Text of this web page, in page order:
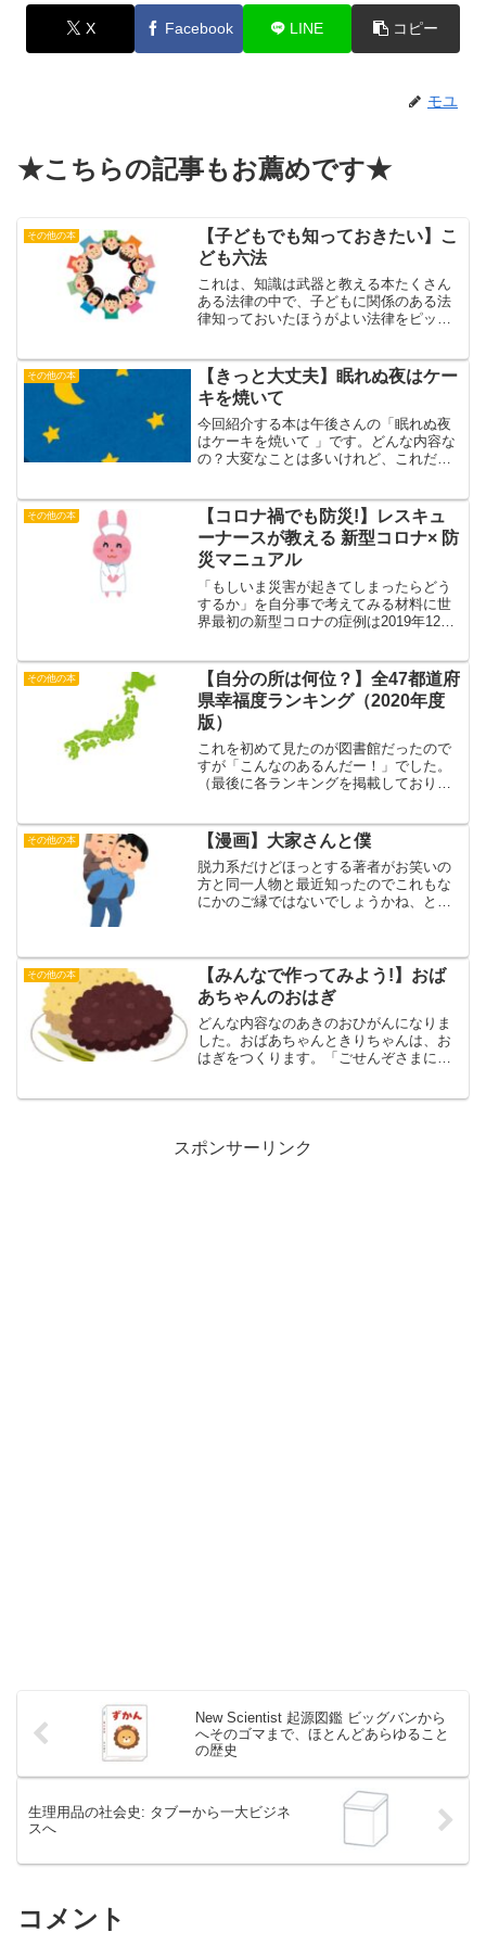
X Facebook LINE コピー
モユ
★こちらの記事もお薦めです★
その他の本
【子どもでも知っておきたい】こ
ども六法
これは、知識は武器と教える本たくさん
ある法律の中で、子どもに関係のある法
律知っておいたほうがよい法律をピック
ありますが、まともに開いてませんし読
んでもいません。何かあっ...
その他の本
【きっと大丈夫】眠れぬ夜はケー
キを焼いて
今回紹介する本は午後さんの「眠れぬ夜
はケーキを焼いて 」です。どんな内容な
の？大変なことは多いけれど、これだけ
人気の作家・午後(ごご)さんが送る眠れな
くて不安な...
その他の本
【コロナ禍でも防災!】レスキュ
ーナースが教える 新型コロナ× 防
災マニュアル
「もしいま災害が起きてしまったらどう
するか」を自分事で考えてみる材料に世
界最初の新型コロナの症例は2019年12月
チンが作られて接種を行い鎮圧されゆく
国と、そのワク...
その他の本
【自分の所は何位？】全47都道府
県幸福度ランキング（2020年度
版）
これを初めて見たのが図書館だったので
すが「こんなのあるんだー！」でした。
（最後に各ランキングを掲載しておりま
にみてのランキング形式で書いてありま
す。その5つのカテゴリー...
その他の本 【漫画】大家さんと僕
脱力系だけどほっとする著者がお笑いの
方と同一人物と最近知ったのでこれもな
にかのご縁ではないでしょうかね、と手
あまあ最初大家さんのペースに戸惑って
いた著者が、それでも一緒...
その他の本
【みんなで作ってみよう!】おば
あちゃんのおはぎ
どんな内容なのあきのおひがんになりま
した。おばあちゃんときりちゃんは、お
はぎをつくります。「ごせんぞさまにお
スポンサーリンク
New Scientist 起源図鑑 ビッグバンから
へそのゴマまで、ほとんどあらゆること
の歴史
生理用品の社会史: タブーから一大ビジネ
スへ
コメント